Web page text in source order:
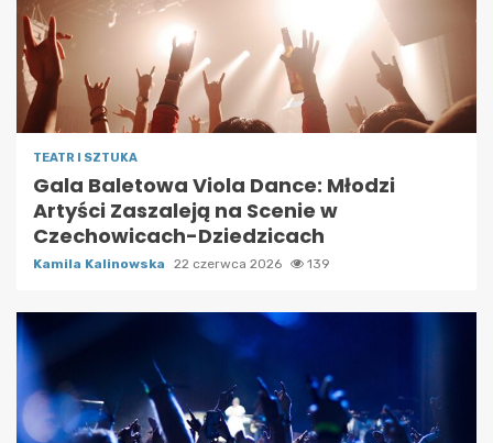
TEATR I SZTUKA
Gala Baletowa Viola Dance: Młodzi
Artyści Zaszaleją na Scenie w
Czechowicach-Dziedzicach
Kamila Kalinowska 22 czerwca 2026 139